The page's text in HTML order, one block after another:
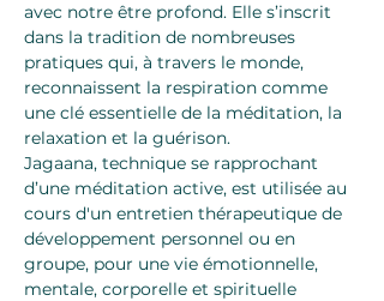
avec notre être profond. Elle s’inscrit
dans la tradition de nombreuses
pratiques qui, à travers le monde,
reconnaissent la respiration comme
une clé essentielle de la méditation, la
relaxation et la guérison.
Jagaana, technique se rapprochant
d’une méditation active, est utilisée au
cours d'un entretien thérapeutique de
développement personnel ou en
groupe, pour une vie émotionnelle,
mentale, corporelle et spirituelle